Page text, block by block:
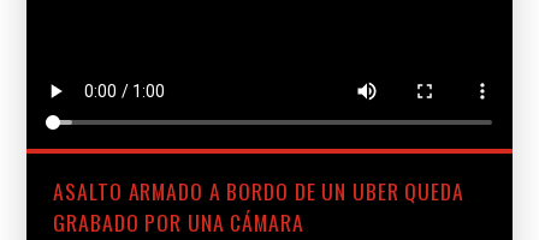
ASALTO ARMADO A BORDO DE UN UBER QUEDA
GRABADO POR UNA CÁMARA